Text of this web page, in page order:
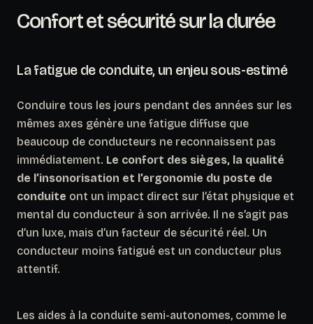
Confort et sécurité sur la durée
La fatigue de conduite, un enjeu sous-estimé
Conduire tous les jours pendant des années sur les
mêmes axes génère une fatigue diffuse que
beaucoup de conducteurs ne reconnaissent pas
immédiatement. Le confort des sièges, la qualité
de l’insonorisation et l’ergonomie du poste de
conduite ont un impact direct sur l’état physique et
mental du conducteur à son arrivée. Il ne s’agit pas
d’un luxe, mais d’un facteur de sécurité réel. Un
conducteur moins fatigué est un conducteur plus
attentif.
Les aides à la conduite semi-autonomes, comme le